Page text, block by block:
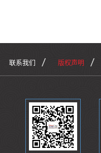
联系我们 版权声明